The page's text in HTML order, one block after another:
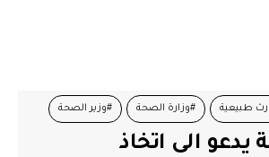
طبيعية #وزارة الصحة #وزير الصحة
يدعو الى اتخاذ